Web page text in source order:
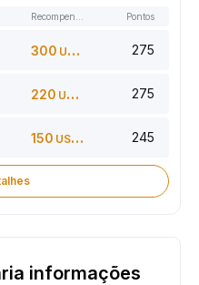
Pontos
300 USDT 275
220 USDT 275
150 USDT 245
informações